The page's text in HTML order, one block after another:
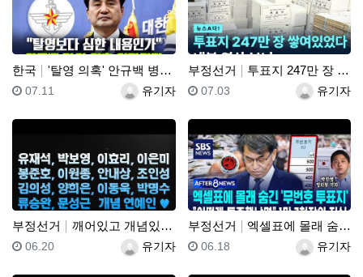
한국 '탈영 의혹' 안규백 병적 공개 거부에 한동훈 "탈영보…
등록자유기자
등록일
07.11
부정선거 투표지 247만 장 쌓여있었다 내부 영상 보니
등록자유기자
등록일
07.03
부정선거 깨어있고 개념있고 소신있는 박보영, 유재석, 이효리, …
등록자유기자
등록일
06.20
부정선거 엑셀표에 몰래 숨긴 '무번호 투표지'.."어떻게 특종했…
등록자유기자
등록일
06.18